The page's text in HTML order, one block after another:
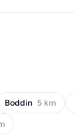
Boddin 5 km